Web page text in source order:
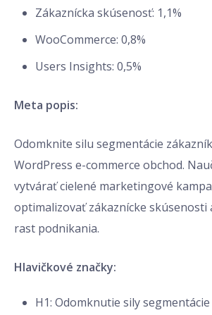
Zákaznícka skúsenosť: 1,1%
WooCommerce: 0,8%
Users Insights: 0,5%
Meta popis:
Odomknite silu segmentácie
WordPress e-commerce obchod.
vytvárať cielené marketingové
optimalizovať zákaznícke
rast podnikania.
Hlavičkové značky:
H1: Odomknutie sily